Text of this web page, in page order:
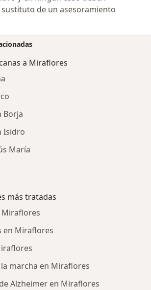
de un asesoramiento
a Miraflores
Borja
Isidro
María
más tratadas
Miraflores
en Miraflores
marcha en Miraflores
Alzheimer en Miraflores